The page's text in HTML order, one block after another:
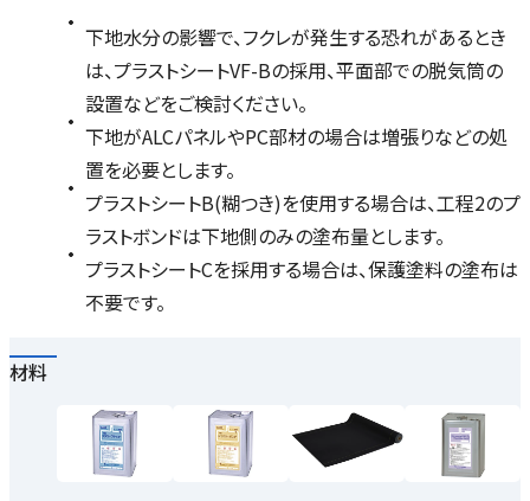
下地水分の影響で、フクレが発生する恐れがあるとき
は、プラストシートVF-Bの採用、平面部での脱気筒の
設置などをご検討ください。
下地がALCパネルやPC部材の場合は増張りなどの処
置を必要とします。
プラストシートB(糊つき)を使用する場合は、工程2のプ
ラストボンドは下地側のみの塗布量とします。
プラストシートCを採用する場合は、保護塗料の塗布は
不要です。
材料